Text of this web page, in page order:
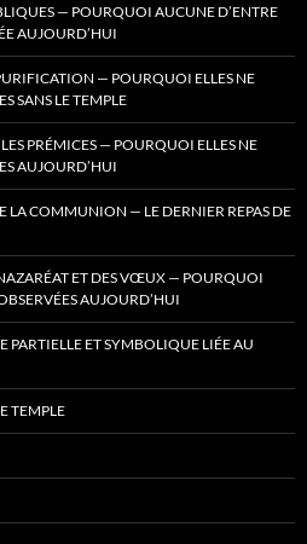
— POURQUOI AUCUNE D’ENTRE
AUJOURD’HUI
— POURQUOI ELLES NE
SANS LE TEMPLE
PRÉMICES — POURQUOI ELLES NE
AUJOURD’HUI
LA COMMUNION — LE DERNIER REPAS DE
ET DES VŒUX — POURQUOI
AUJOURD’HUI
PARTIELLE ET SYMBOLIQUE LIÉE AU
TEMPLE